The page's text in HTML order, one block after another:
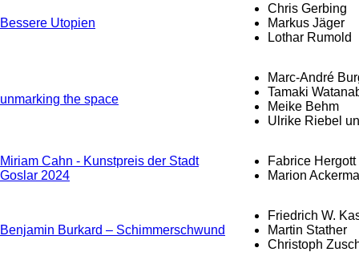
Bessere Utopien
Chris Gerbing
Markus Jäger
Lothar Rumold
unmarking the space
Marc-André
Tamaki
Meike Behm
Ulrike Riebel
Miriam Cahn - Kunstpreis der Stadt
Goslar 2024
Fabrice Hergott
Marion
Benjamin Burkard – Schimmerschwund
Friedrich W.
Martin Stather
Christoph